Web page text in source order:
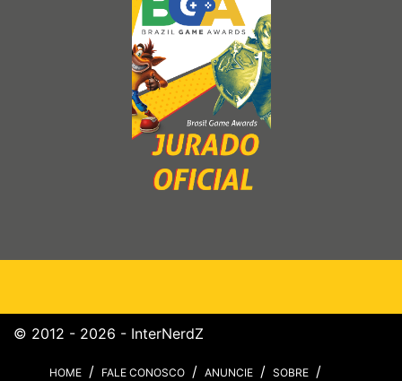
© 2012 - 2026 - InterNerdZ
HOME FALE CONOSCO ANUNCIE SOBRE